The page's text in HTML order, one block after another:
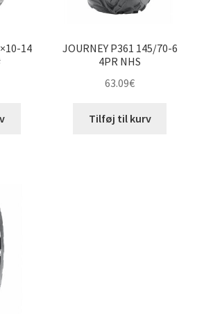
14
JOURNEY P361 145/70-6
4PR NHS
63.09€
Tilføj til kurv